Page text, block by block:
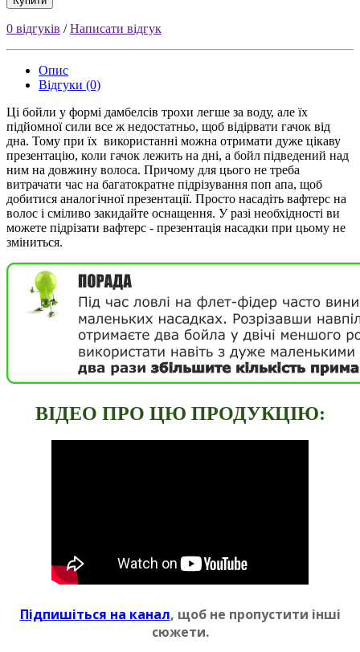
0 відгуків /Написати відгук
Опис
Відгуки (0)
Ці бойли у формі дамбелсiв трохи легше за воду, але їх
підйомної сили все ж недостатньо, щоб відірвати гачок від
дна. Тому при їх використанні можна отримати дуже цікаву
презентацію, коли гачок лежить на дні, а бойл підведений над
ним на довжину волоса. Причому для цього не треба
витрачати час на багатократне підрізування поп апа, щоб
добитися аналогічної презентації. Просто насадіть вафтерс на
волос і сміливо закидайте оснащення. У разi необхідності ви
можете підрізати вафтерс - презентація насадки при цьому не
зміниться.
ВIДЕО ПРО ЦЮ ПРОДУКЦIЮ:
Пiдпишіться на канал, щоб не пропустити iншi
сюжети.